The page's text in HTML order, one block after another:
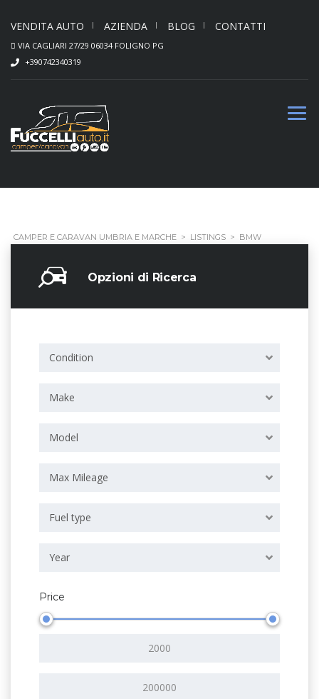
VENDITA AUTO AZIENDA BLOG CONTATTI
VIA CAGLIARI 27/29 06034 FOLIGNO PG
+390742340319
CAMPER E CARAVAN UMBRIA E MARCHE > LISTINGS > BMW
Opzioni di Ricerca
Condition
Make
Model
Max Mileage
Fuel type
Year
Price